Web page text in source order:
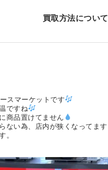
買取方法について
スマーケットです
ですね
商品置けてません
ない為、店内が狭くなってます
。